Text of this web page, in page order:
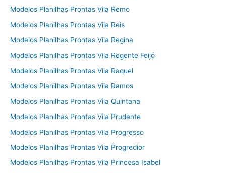
Modelos Planilhas Prontas Vila Remo
Modelos Planilhas Prontas Vila Reis
Modelos Planilhas Prontas Vila Regina
Modelos Planilhas Prontas Vila Regente Feijó
Modelos Planilhas Prontas Vila Raquel
Modelos Planilhas Prontas Vila Ramos
Modelos Planilhas Prontas Vila Quintana
Modelos Planilhas Prontas Vila Prudente
Modelos Planilhas Prontas Vila Progresso
Modelos Planilhas Prontas Vila Progredior
Modelos Planilhas Prontas Vila Princesa Isabel